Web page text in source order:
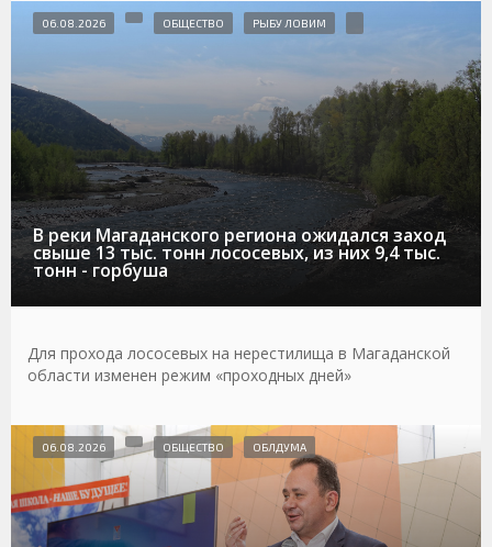
В реки Магаданского региона ожидался заход
свыше 13 тыс. тонн лососевых, из них 9,4 тыс.
тонн - горбуша
06.08.2026 ОБЩЕСТВО РЫБУ ЛОВИМ
Для прохода лососевых на нерестилища в Магаданской
области изменен режим «проходных дней»
06.08.2026 ОБЩЕСТВО ОБЛДУМА